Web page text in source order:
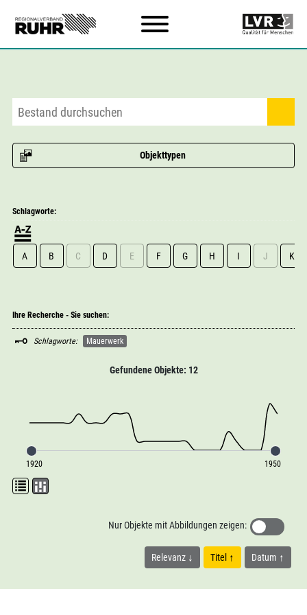
Objekttypen
Gefundene Objekte: 12
1920 1950
Relevanz Titel Datum
Nur Objekte mit Abbildungen zeigen:
Schlagworte:
A B C D E F G H I J K
Ihre Recherche - Sie suchen:
Schlagworte: Mauerwerk